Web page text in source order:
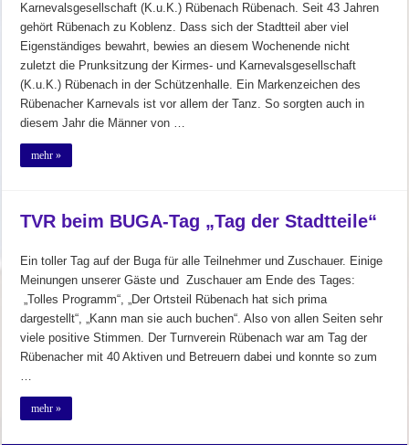
Karnevalsgesellschaft (K.u.K.) Rübenach Rübenach. Seit 43 Jahren
gehört Rübenach zu Koblenz. Dass sich der Stadtteil aber viel
Eigenständiges bewahrt, bewies an diesem Wochenende nicht
zuletzt die Prunksitzung der Kirmes- und Karnevalsgesellschaft
(K.u.K.) Rübenach in der Schützenhalle. Ein Markenzeichen des
Rübenacher Karnevals ist vor allem der Tanz. So sorgten auch in
diesem Jahr die Männer von …
mehr »
TVR beim BUGA-Tag „Tag der Stadtteile“
Ein toller Tag auf der Buga für alle Teilnehmer und Zuschauer. Einige
Meinungen unserer Gäste und Zuschauer am Ende des Tages:
„Tolles Programm“, „Der Ortsteil Rübenach hat sich prima
dargestellt“, „Kann man sie auch buchen“. Also von allen Seiten sehr
viele positive Stimmen. Der Turnverein Rübenach war am Tag der
Rübenacher mit 40 Aktiven und Betreuern dabei und konnte so zum
…
mehr »